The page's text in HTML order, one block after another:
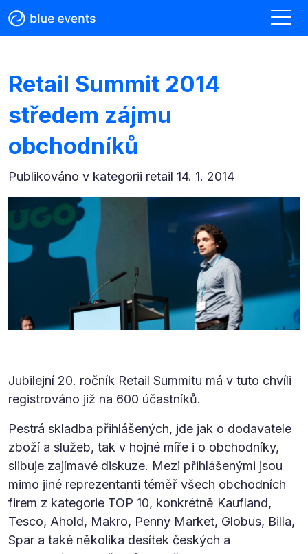
Retail Summit 2014
středem zájmu
obchodníků
Publikováno v kategorii retail 14. 1. 2014
Jubilejní 20. ročník Retail Summitu má v tuto chvíli
registrováno již na 600 účastníků.
Pestrá skladba přihlášených, jde jak o dodavatele
zboží a služeb, tak v hojné míře i o obchodníky,
slibuje zajímavé diskuze. Mezi přihlášenými jsou
mimo jiné reprezentanti téměř všech obchodních
firem z kategorie TOP 10, konkrétně Kaufland,
Tesco, Ahold, Makro, Penny Market, Globus, Billa,
Spar a také několika desítek českých a